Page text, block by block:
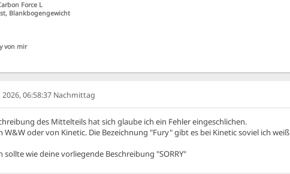
Force L
Blankbogengewicht
von mir
06:58:37 Nachmittag
des Mittelteils hat sich glaube ich ein Fehler eingeschlichen.
W&W oder von Kinetic. Die Bezeichnung "Fury" gibt es bei Kinetic soviel ich weiß
sollte wie deine vorliegende Beschreibung "SORRY"